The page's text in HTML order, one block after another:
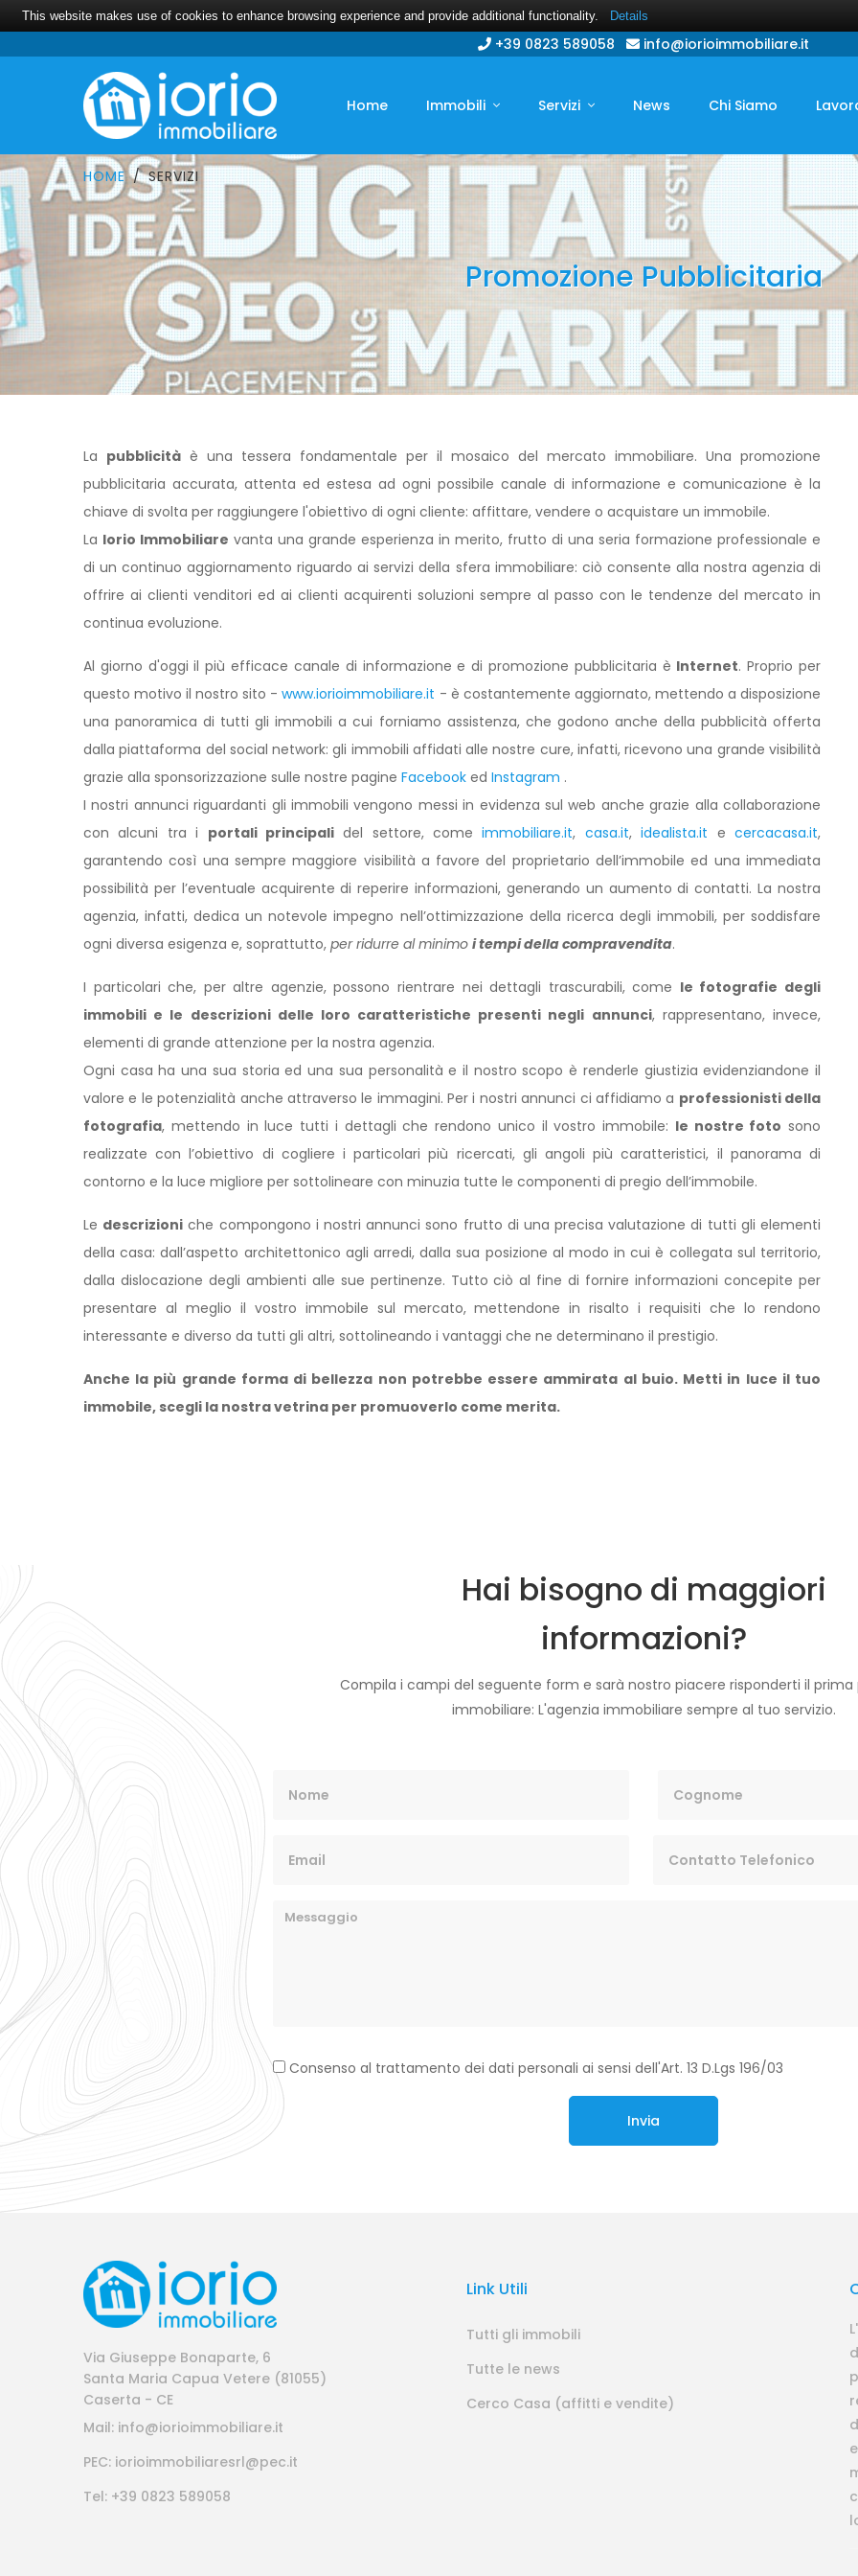
+39 0823 589058 info@iorioimmobiliare.it
Home Immobili Servizi News Chi Siamo
HOME SERVIZI
Promozione Pubblicitaria
La pubblicità è una tessera fondamentale per il mosaico del mercato immobiliare. Una promozione
pubblicitaria accurata, attenta ed estesa ad ogni possibile canale di informazione e comunicazione è la
chiave di svolta per raggiungere l'obiettivo di ogni cliente: affittare, vendere o acquistare un immobile.
La Iorio Immobiliare vanta una grande esperienza in merito, frutto di una seria formazione professionale e
di un continuo aggiornamento riguardo ai servizi della sfera immobiliare: ciò consente alla nostra agenzia di
offrire ai clienti venditori ed ai clienti acquirenti soluzioni sempre al passo con le tendenze del mercato in
continua evoluzione.
Al giorno d'oggi il più efficace canale di informazione e di promozione pubblicitaria è Internet. Proprio per
questo motivo il nostro sito -www.iorioimmobiliare.it - è costantemente aggiornato, mettendo a disposizione
una panoramica di tutti gli immobili a cui forniamo assistenza, che godono anche della pubblicità offerta
dalla piattaforma del social network: gli immobili affidati alle nostre cure, infatti, ricevono una grande visibilità
grazie alla sponsorizzazione sulle nostre pagine Facebook ed Instagram .
I nostri annunci riguardanti gli immobili vengono messi in evidenza sul web anche grazie alla collaborazione
con alcuni tra i portali principalidel settore, comeimmobiliare.it, casa.it,idealista.it ecercacasa.it,
garantendo così una sempre maggiore visibilità a favore del proprietario dell’immobile ed una immediata
possibilità per l’eventuale acquirente di reperire informazioni, generando un aumento di contatti. La nostra
agenzia, infatti, dedica un notevole impegno nell’ottimizzazione della ricerca degli immobili, per soddisfare
ogni diversa esigenza e, soprattutto, per ridurre al minimo i tempi della compravendita.
I particolari che, per altre agenzie, possono rientrare nei dettagli trascurabili, come le fotografie degli
immobili e le descrizioni delle loro caratteristiche presenti negli annunci, rappresentano, invece,
elementi di grande attenzione per la nostra agenzia.
Ogni casa ha una sua storia ed una sua personalità e il nostro scopo è renderle giustizia evidenziandone il
valore e le potenzialità anche attraverso le immagini. Per i nostri annunci ci affidiamo a professionisti della
fotografia, mettendo in luce tutti i dettagli che rendono unico il vostro immobile: le nostre foto sono
realizzate con l’obiettivo di cogliere i particolari più ricercati, gli angoli più caratteristici, il panorama di
contorno e la luce migliore per sottolineare con minuzia tutte le componenti di pregio dell’immobile.
Le descrizioni che compongono i nostriannunci sono frutto di una precisa valutazione di tutti gli elementi
della casa: dall’aspetto architettonico agli arredi, dalla sua posizione al modo in cui è collegata sul territorio,
dalla dislocazione degli ambienti alle sue pertinenze. Tutto ciò al fine di fornire informazioni concepite per
presentare al meglio il vostro immobile sul mercato, mettendone in risalto i requisiti che lo rendono
interessante e diverso da tutti gli altri, sottolineando i vantaggi che ne determinano il prestigio.
Anche la più grande forma di bellezza non potrebbe essere ammirata al buio. Metti in luce il tuo
immobile, scegli la nostra vetrina per promuoverlo come merita.
AFFITTO
SANTA MARIA CAPUA VETERE
Via Mario Fiore
€ 350,00
Hai bisogno di maggiori
informazioni?
Compila i campi del seguente form e sarà nostro piacere risponderti il prima
immobiliare: L'agenzia immobiliare sempre al tuo servizio.
Consenso al trattamento dei dati personali ai sensi dell'Art. 13 D.Lgs 196/03
Invia
Via Giuseppe Bonaparte, 6
Santa Maria Capua Vetere (81055)
Caserta - CE
Mail: info@iorioimmobiliare.it
PEC: iorioimmobiliaresrl@pec.it
Tel: +39 0823 589058
Link Utili
Tutti gli immobili
Tutte le news
Cerco Casa (affitti e vendite)
This website makes use of cookies to enhance browsing experience and provide additional functionality. Details